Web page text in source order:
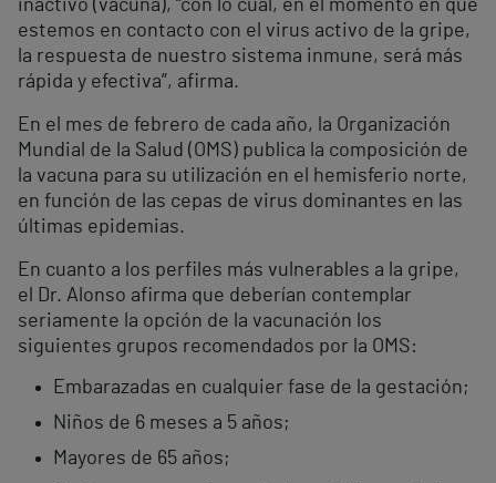
inactivo (vacuna), “con lo cual, en el momento en que
estemos en contacto con el virus activo de la gripe,
la respuesta de nuestro sistema inmune, será más
rápida y efectiva”, afirma.
En el mes de febrero de cada año, la Organización
Mundial de la Salud (OMS) publica la composición de
la vacuna para su utilización en el hemisferio norte,
en función de las cepas de virus dominantes en las
últimas epidemias.
En cuanto a los perfiles más vulnerables a la gripe,
el Dr. Alonso afirma que deberían contemplar
seriamente la opción de la vacunación los
siguientes grupos recomendados por la OMS:
Embarazadas en cualquier fase de la gestación;
Niños de 6 meses a 5 años;
Mayores de 65 años;